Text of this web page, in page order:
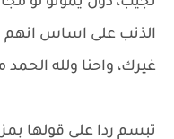
الذنب على اساس انهم
غيرك، واحنا ولله
تبسم ردا على قولها